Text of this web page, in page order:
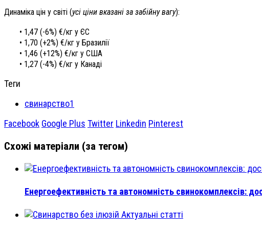
Динаміка цін у світі (усі ціни вказані за забійну вагу):
• 1,47 (-6%) €/кг у ЄС
• 1,70 (+2%) €/кг у Бразилії
• 1,46 (+12%) €/кг у США
• 1,27 (-4%) €/кг у Канаді
Теги
свинарство1
Facebook Google Plus Twitter Linkedin Pinterest
Схожі матеріали (за тегом)
Енергоефективність та автономність свинокомплексів:
Актуальні статті